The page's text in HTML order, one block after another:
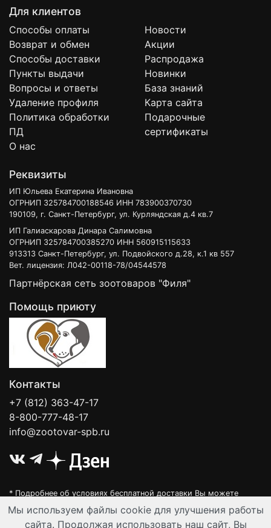
Для клиентов
Способы оплаты
Возврат и обмен
Способы доставки
Пункты выдачи
Вопросы и ответы
Удаление профиля
Политика обработки
ПД
О нас
Новости
Акции
Распродажа
Новинки
База знаний
Карта сайта
Подарочные
сертификаты
Реквизиты
ИП Юльева Екатерина Ивановна
ОГРНИП 325784700188546 ИНН 783900370730
190109, г. Санкт-Петербург, ул. Курляндская д.4 кв.7
ИП Галиаскарова Динара Салимовна
ОГРНИП 325784700385270 ИНН 560915115633
913313 Санкт-Петербург, ул. Подвойского д.28, к.1 кв 557
Вет. лицензия: Л042-00118-78/04544578
Партнёрская сеть зоотоваров "Филя"
Помощь приюту
Контакты
+7 (812) 363-47-17
8-800-777-48-17
info@zootovar-spb.ru
* Подробнее об условиях бесплатной доставки Вы можете
узнать на нашей
интерактивной карте
Интернет-зоомагазин "Филя". Контент на сайте предназначен для
Мы используем файлы cookie для улучшения работы
сайта. Продолжая использовать наш сайт, Вы